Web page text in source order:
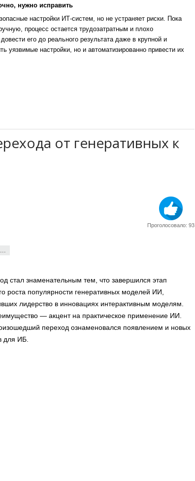
нужно исправить
настройки ИТ-систем, но не устраняет риски. Пока
процесс остается трудозатратным и плохо
его до реального результата даже в крупной и
уязвимые настройки, но и автоматизированно привести их
от генеративных к
Проголосовало: 93
...
стал знаменательным тем, что завершился этап
роста популярности генеративных моделей ИИ,
лидерство в инновациях интерактивным моделям.
— акцент на практическое применение ИИ.
переход ознаменовался появлением и новых
для ИБ.